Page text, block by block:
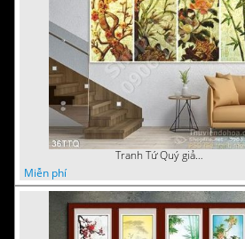
Tranh Tứ Quý giả ngọc 3d
Miễn phí